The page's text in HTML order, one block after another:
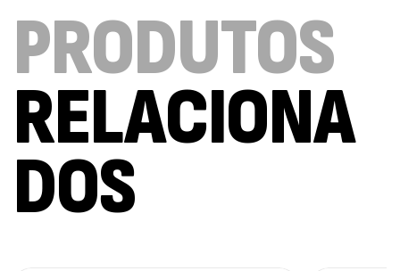
Vitamin D3 + K2 90 Comprimidos Ostrovit
Saúde Óssea Suplementos
7,50
Magnesium + Potassium 20 Comprimidos
Efervescentes Ostrovit
Suplementos
4,00
PRODUTOS
RELACIONA
DOS